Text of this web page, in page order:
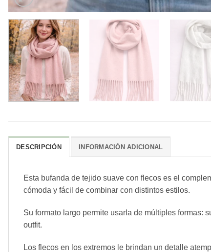
DESCRIPCIÓN INFORMACIÓN ADICIONAL
Esta bufanda de tejido suave con flecos es el
cómoda y fácil de combinar con distintos estilos.
Su formato largo permite usarla de múltiples formas:
outfit.
Los flecos en los extremos le brindan un detalle